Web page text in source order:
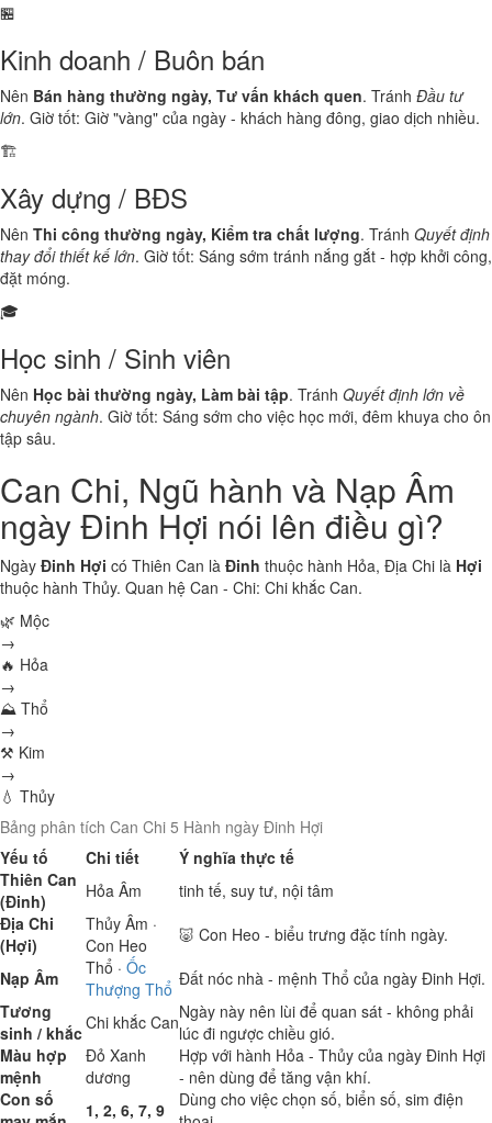
🏪
Kinh doanh / Buôn bán
Nên Bán hàng thường ngày, Tư vấn khách quen. Tránh Đầu tư
lớn. Giờ tốt: Giờ "vàng" của ngày - khách hàng đông, giao dịch nhiều.
🏗️
Xây dựng / BĐS
Nên Thi công thường ngày, Kiểm tra chất lượng. Tránh Quyết định
thay đổi thiết kế lớn. Giờ tốt: Sáng sớm tránh nắng gắt - hợp khởi công,
đặt móng.
🎓
Học sinh / Sinh viên
Nên Học bài thường ngày, Làm bài tập. Tránh Quyết định lớn về
chuyên ngành. Giờ tốt: Sáng sớm cho việc học mới, đêm khuya cho ôn
tập sâu.
Can Chi, Ngũ hành và Nạp Âm
ngày Đinh Hợi nói lên điều gì?
Ngày Đinh Hợi có Thiên Can là Đinh thuộc hành Hỏa, Địa Chi là Hợi
thuộc hành Thủy. Quan hệ Can - Chi: Chi khắc Can.
🌿 Mộc
→
🔥 Hỏa
→
⛰ Thổ
→
⚒ Kim
→
💧 Thủy
Bảng phân tích Can Chi 5 Hành ngày Đinh Hợi
Yếu tố
Chi tiết
Ý nghĩa thực tế
Thiên Can
(Đinh)
Hỏa Âm
tinh tế, suy tư, nội tâm
Địa Chi
(Hợi)
Thủy Âm ·
Con Heo
🐷 Con Heo - biểu trưng đặc tính ngày.
Nạp Âm
Thổ · Ốc
Thượng Thổ Đất nóc nhà - mệnh Thổ của ngày Đinh Hợi.
Tương
sinh / khắcChi khắc CanNgày này nên lùi để quan sát - không phải
lúc đi ngược chiều gió.
Màu hợp
mệnh
Đỏ Xanh
dương
Hợp với hành Hỏa - Thủy của ngày Đinh Hợi
- nên dùng để tăng vận khí.
Con số
1, 2, 6, 7, 9
Dùng cho việc chọn số, biển số, sim điện